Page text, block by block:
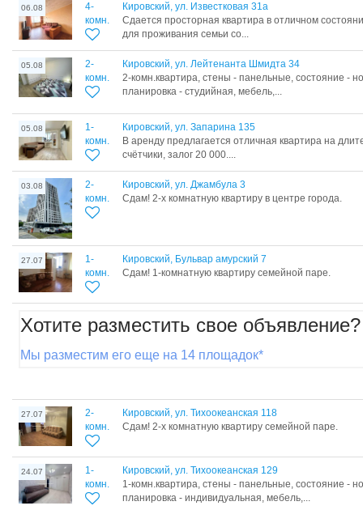
06.08
4-
комн.
Кировский, ул. Известковая 31а
Сдается просторная квартира в отличном
для проживания семьи со...
05.08
2-
комн.
Кировский, ул. Лейтенанта Шмидта 34
2-комн.квартира, стены - панельные, состояние -
планировка - студийная, мебель,...
05.08
1-
комн.
Кировский, ул. Запарина 135
В аренду предлагается отличная квартира на
счётчики, залог 20 000....
03.08
2-
комн.
Кировский, ул. Джамбула 3
Сдам! 2-х комнатную квартиру в центре города.
27.07
1-
комн.
Кировский, Бульвар амурский 7
Сдам! 1-комнатную квартиру семейной паре.
Хотите разместить свое объявление?
Мы разместим его еще на 14 площадок*
27.07
2-
комн.
Кировский, ул. Тихоокеанская 118
Сдам! 2-х комнатную квартиру семейной паре.
24.07
1-
комн.
Кировский, ул. Тихоокеанская 129
1-комн.квартира, стены - панельные, состояние -
планировка - индивидуальная, мебель,...